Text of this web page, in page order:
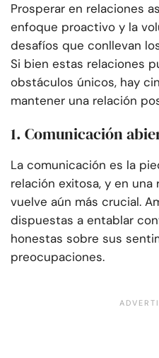
Prosperar en relaciones
enfoque proactivo y la
desafíos que conllevan
Si bien estas relaciones
obstáculos únicos, hay
mantener una relación
1. Comunicación
La comunicación es la
relación exitosa, y en una
vuelve aún más crucial.
dispuestas a entablar
honestas sobre sus
preocupaciones.